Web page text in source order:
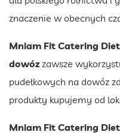
znaczenie w obecnych
Mniam Fit Catering
dowóz zawsze
pudełkowych na dowóz
produkty kupujemy od
Mniam Fit Catering